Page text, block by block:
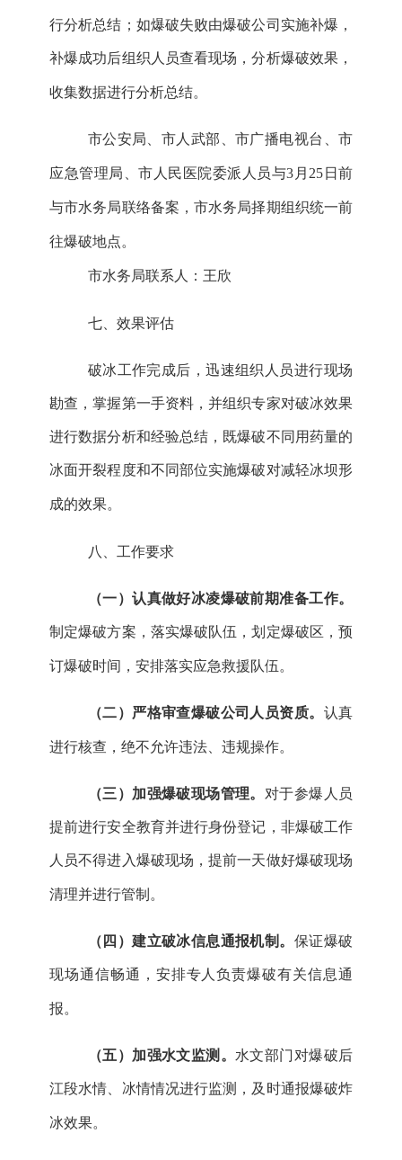
行分析总结；如爆破失败由爆破公司实施补爆，
补爆成功后组织人员查看现场，分析爆破效果，
收集数据进行分析总结。
市公安局 、市人武部 市广播电视台 、市
应急管理局 、市人民 医院委派人员与3月25日前
与市水务局联络备案，市水务局择期组织统一前
往爆破地点。
市水务局联系人：王欣
七、效果评估
破冰工作完成后，迅速组织人员进行现场
勘查，掌握第一手资料，并组织专家对破冰效果
进行数据分析和经验总结， 既爆破不同用药量的
冰面开裂程度和不同部位实施爆破对减轻冰坝形
成的效果。
八 、工作要求
（一）认真做好冰凌爆破前期准备工作。
制定爆破方案，落实爆破队伍，划定爆破区，预
订爆破时间，安排落实应急救援队伍。
（二）严格审查爆破公司人员资质。 认真
进行核查，绝不允许违法、违规操作。
（三）加强爆破现场管理。 对于参爆人员
提前进行安全教育并进行身份登记，非爆破工作
人员不得进入爆破现场，提前一天做好爆破现场
清理并进行管制。
（四）建立破冰信息通报机制。 保证爆破
现场通信畅通，安排专人负责爆破有关信息通
报。
（五）加强水文监测。 水文部门对爆破后
江段水情、冰情情况进行监测，及时通报爆破炸
冰效果。